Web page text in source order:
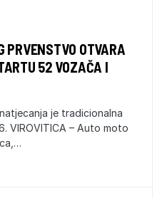
PRVENSTVO OTVARA
52 VOZAČA I
je tradicionalna
VIROVITICA – Auto moto